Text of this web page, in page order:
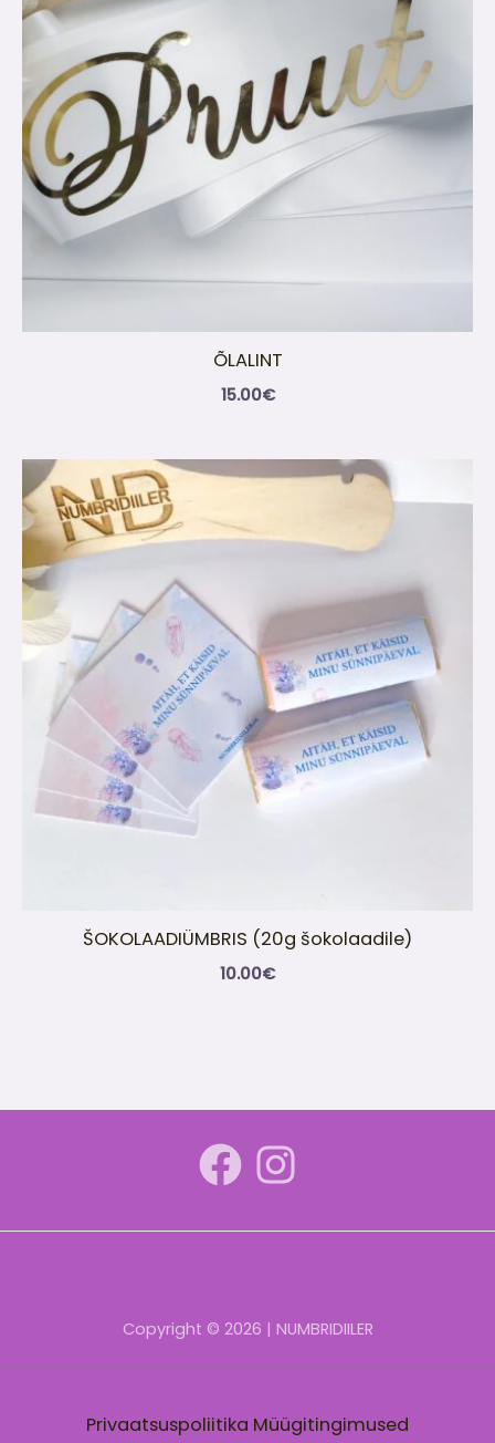
ÕLALINT
15.00€
ŠOKOLAADIÜMBRIS (20g šokolaadile)
10.00€
Copyright © 2026 | NUMBRIDIILER
Privaatsuspoliitika Müügitingimused